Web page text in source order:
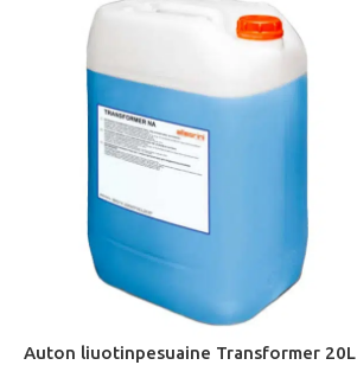
Auton liuotinpesuaine Transformer 20L